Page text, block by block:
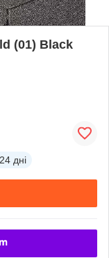
(01) Black
24 дні